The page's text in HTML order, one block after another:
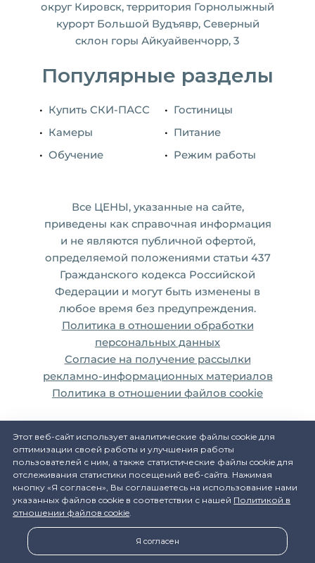
округ Кировск, территория Горнолыжный
курорт Большой Вудъявр, Северный
склон горы Айкуайвенчорр, 3
Популярные разделы
Купить CКИ-ПАСС
Камеры
Обучение
Гостиницы
Питание
Режим работы
Все ЦЕНЫ, указанные на сайте,
приведены как справочная информация
и не являются публичной офертой,
определяемой положениями статьи 437
Гражданского кодекса Российской
Федерации и могут быть изменены в
любое время без предупреждения.
Политика в отношении обработки
персональных данных
Согласие на получение рассылки
рекламно-информационных материалов
Политика в отношении файлов cookie
Этот веб-сайт использует аналитические файлы cookie для
оптимизации своей работы и улучшения работы
пользователей с ним, а также статистические файлы cookie для
отслеживания статистики посещений веб-сайта. Нажимая
кнопку «Я согласен», Вы соглашаетесь на использование нами
указанных файлов cookie в соответствии с нашей Политикой в
отношении файлов cookie
Я согласен